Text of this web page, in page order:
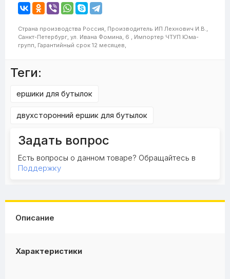
Страна производства Россия, Производитель ИП Лехнович И.В.,
Санкт-Петербург, ул. Ивана Фомина, 6 , Импортер ЧТУП Юма-
групп, Гарантийный срок 12 месяцев,
Теги:
ершики для бутылок
двухсторонний ершик для бутылок
Задать вопрос
Есть вопросы о данном товаре? Обращайтесь в
Поддержку
Описание
Характеристики